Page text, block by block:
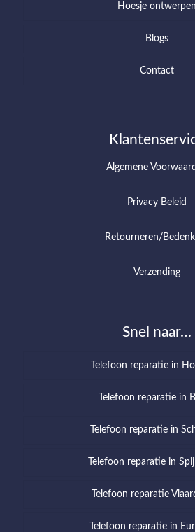
Hoesje ontwerpen
Blogs
Contact
Algemene
Privacy Beleid
Retourneren/
Verzending
Snel naar…
Telefoon reparatie in
Telefoon reparatie in
Telefoon reparatie in
Telefoon reparatie in
Telefoon reparatie
Telefoon reparatie in